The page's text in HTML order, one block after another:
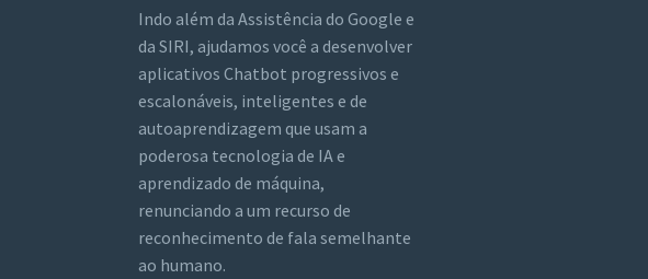
Indo além da Assistência do Google e
da SIRI, ajudamos você a desenvolver
aplicativos Chatbot progressivos e
escalonáveis, inteligentes e de
autoaprendizagem que usam a
poderosa tecnologia de IA e
aprendizado de máquina,
renunciando a um recurso de
reconhecimento de fala semelhante
ao humano.